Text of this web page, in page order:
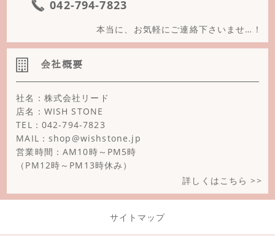
マルチカラートルマリン
ミルキーアクアマリン
モスアゲート
ユナカイト
ラピスラズリ
ラベンダーアメジスト
042-794-7823
本当に、お気軽にご連絡下さいませ…！
会社概要
社名：株式会社リード
店名：WISH STONE
TEL：042-794-7823
MAIL：shop@wishstone.jp
営業時間：AM10時～PM5時
（PM12時～PM13時休み）
詳しくはこちら >>
サイトマップ